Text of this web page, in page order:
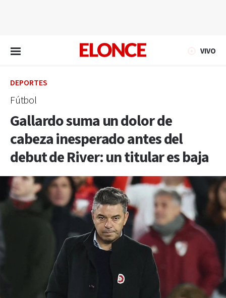
VIVO
DEPORTES
Fútbol
Gallardo suma un dolor de
cabeza inesperado antes del
debut de River: un titular es baja